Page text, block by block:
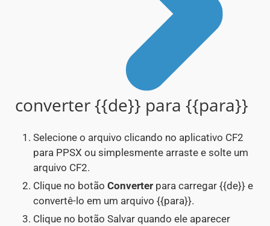
converter {{de}} para {{para}}
Selecione o arquivo clicando no aplicativo CF2
para PPSX ou simplesmente arraste e solte um
arquivo CF2.
Clique no botão Converter para carregar {{de}} e
convertê-lo em um arquivo {{para}}.
Clique no botão Salvar quando ele aparecer